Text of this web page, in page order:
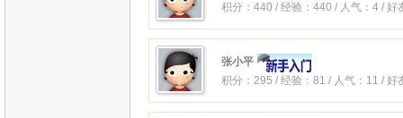
积分：440 / 经验：440 / 人气：4 / 好
张小平
积分：295 / 经验：81 / 人气：11 / 好